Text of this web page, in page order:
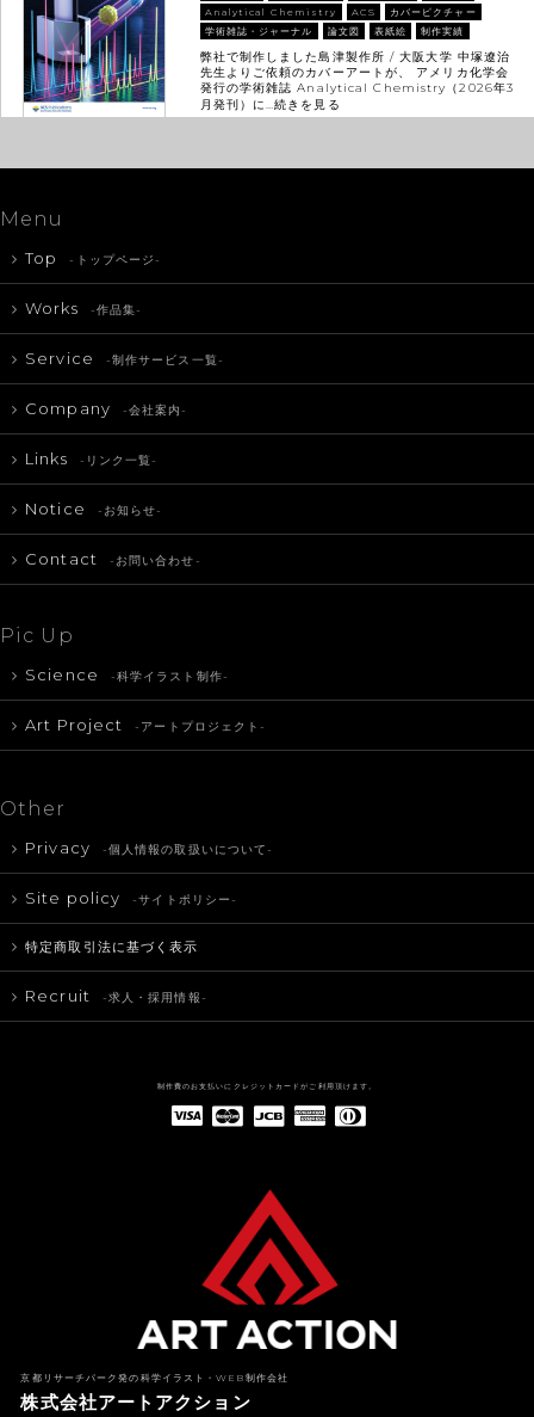
Analytical Chemistry
ACS
カバーピクチャー
学術雑誌・ジャーナル
論文図 表紙絵 制作実績
弊社で制作しました島津製作所 / 大阪大学 中塚遼治
先生よりご依頼のカバーアートが、 アメリカ化学会
発行の学術雑誌 Analytical Chemistry（2026年3
月発刊）に…続きを見る
Menu
Top -トップページ-
Works -作品集-
Service -制作サービス一覧-
Company -会社案内-
Links -リンク一覧-
Notice -お知らせ-
Contact -お問い合わせ-
Pic Up
Science -科学イラスト制作-
Art Project -アートプロジェクト-
Other
Privacy -個人情報の取扱いについて-
Site policy -サイトポリシー-
特定商取引法に基づく表示
Recruit -求人・採用情報-
制作費のお支払いにクレジットカードがご利用頂けます。
京都リサーチパーク発の科学イラスト・WEB制作会社
株式会社アートアクション